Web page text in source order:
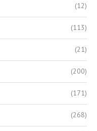
(12)
(113)
(21)
(200)
(171)
(268)